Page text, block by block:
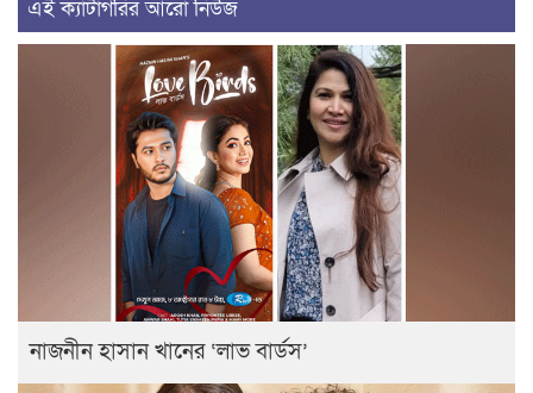
এই ক্যাটাগরির আরো নিউজ
নাজনীন হাসান খানের ‘লাভ বার্ডস’